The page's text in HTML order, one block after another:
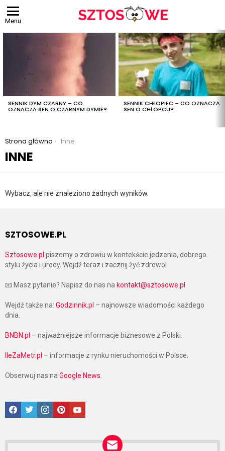
Menu
OSTATNIE
SENNIK DYM CZARNY – CO
OZNACZA SEN O CZARNYM DYMIE?
SENNIK CHŁOPIEC – CO OZNACZA
SEN O CHŁOPCU?
Jesteś tutaj:
Strona główna Inne
INNE
Wybacz, ale nie znaleziono żadnych wyników.
SZTOSOWE.PL
Sztosowe.pl piszemy o zdrowiu w kontekście jedzenia, dobrego
stylu życia i urody. Wejdź teraz i zacznij żyć zdrowo!
📧 Masz pytanie? Napisz do nas na kontakt@sztosowe.pl
Wejdź także na: Godzinnik.pl – najnowsze wiadomości każdego
dnia.
BNBN.pl – najważniejsze informacje biznesowe z Polski.
IleZaMetr.pl – informacje z rynku nieruchomości w Polsce.
Obserwuj nas naGoogle News.
Facebook
TwitterInstagramPinterestGoogle News